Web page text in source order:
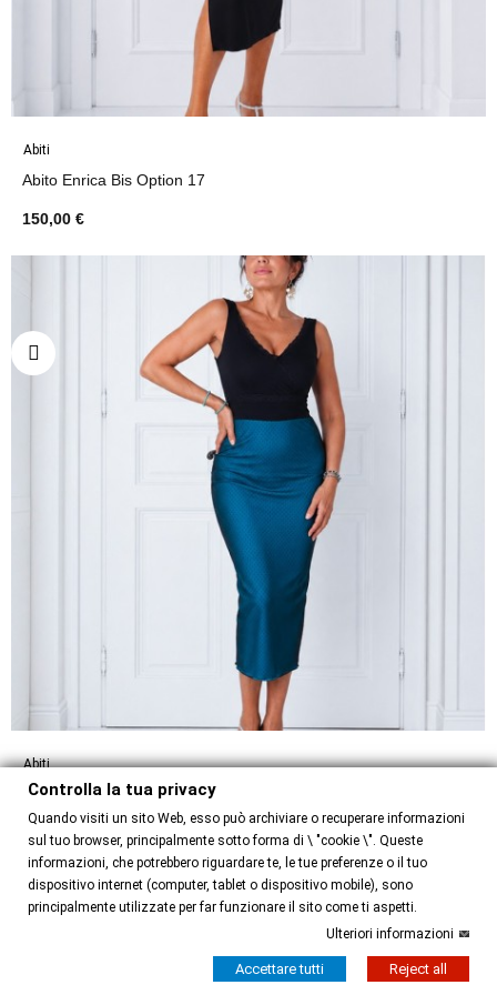
Abiti
Abito Enrica Bis Option 17
150,00 €
Abiti
Abito Pam Option 38
130,00 €
Controlla la tua privacy
Quando visiti un sito Web, esso può archiviare o recuperare informazioni
sul tuo browser, principalmente sotto forma di \ "cookie \". Queste
informazioni, che potrebbero riguardare te, le tue preferenze o il tuo
dispositivo internet (computer, tablet o dispositivo mobile), sono
principalmente utilizzate per far funzionare il sito come ti aspetti.
Ulteriori informazioni
Accettare tutti Reject all